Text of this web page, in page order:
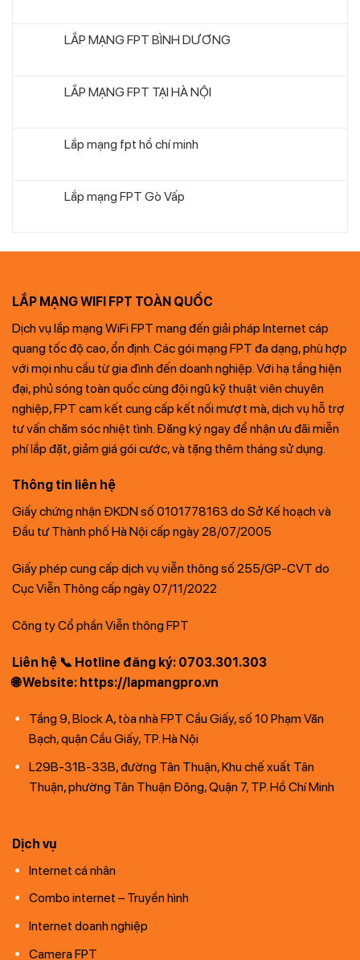
LẮP MẠNG FPT BÌNH DƯƠNG
LẮP MẠNG FPT TẠI HÀ NỘI
Lắp mạng fpt hồ chí minh
Lắp mạng FPT Gò Vấp
LẮP MẠNG WIFI FPT TOÀN QUỐC
Dịch vụ lắp mạng WiFi FPT mang đến giải pháp Internet cáp
quang tốc độ cao, ổn định. Các gói mạng FPT đa dạng, phù hợp
với mọi nhu cầu từ gia đình đến doanh nghiệp. Với hạ tầng hiện
đại, phủ sóng toàn quốc cùng đội ngũ kỹ thuật viên chuyên
nghiệp, FPT cam kết cung cấp kết nối mượt mà, dịch vụ hỗ trợ
tư vấn chăm sóc nhiệt tình. Đăng ký ngay để nhận ưu đãi miễn
phí lắp đặt, giảm giá gói cước, và tặng thêm tháng sử dụng.
Thông tin liên hệ
Giấy chứng nhận ĐKDN số 0101778163 do Sở Kế hoạch và
Đầu tư Thành phố Hà Nội cấp ngày 28/07/2005
Giấy phép cung cấp dịch vụ viễn thông số 255/GP-CVT do
Cục Viễn Thông cấp ngày 07/11/2022
Công ty Cổ phần Viễn thông FPT
Liên hệ 📞 Hotline đăng ký: 0703.301.303
🌐 Website: https://lapmangpro.vn
Tầng 9, Block A, tòa nhà FPT Cầu Giấy, số 10 Phạm Văn
Bạch, quận Cầu Giấy, TP. Hà Nội
L29B-31B-33B, đường Tân Thuận, Khu chế xuất Tân
Thuận, phường Tân Thuận Đông, Quận 7, TP. Hồ Chí Minh
Dịch vụ
Internet cá nhân
Combo internet – Truyền hình
Internet doanh nghiệp
Camera FPT